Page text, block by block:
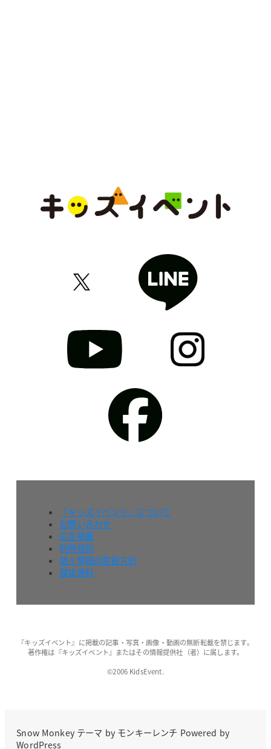
『キッズイベント』について
お問い合わせ
広告掲載
利用規約
個人情報の取扱方針
媒体資料
『キッズイベント』に掲載の記事・写真・画像・動画の無断転載を禁じます。
著作権は『キッズイベント』またはその情報提供社（者）に属します。
©2006 KidsEvent.
Snow Monkeyテーマ by モンキーレンチ Powered by
WordPress